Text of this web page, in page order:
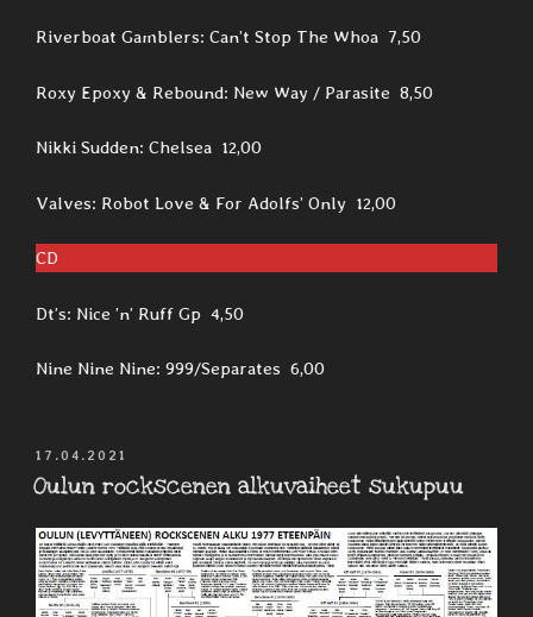
Riverboat Gamblers: Can’t Stop The Whoa 7,50
Roxy Epoxy & Rebound: New Way / Parasite 8,50
Nikki Sudden: Chelsea 12,00
Valves: Robot Love & For Adolfs’ Only 12,00
CD
Dt’s: Nice ’n’ Ruff Gp 4,50
Nine Nine Nine: 999/Separates 6,00
JULKAISTU
17.04.2021
Oulun rockscenen alkuvaiheet sukupuu